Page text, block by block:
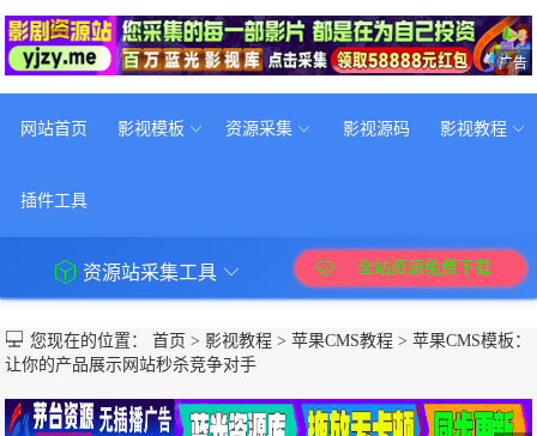
广告
网站首页 影视模板 资源采集 影视源码 影视教程
插件工具
资源站采集工具 全站资源免费下载
您现在的位置：首页 > 影视教程 >苹果CMS教程 >苹果CMS模板：
让你的产品展示网站秒杀竞争对手